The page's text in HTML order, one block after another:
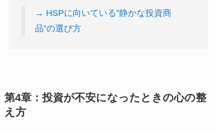
→ HSPに向いている”静かな投資商
品”の選び方
第4章：投資が不安になったときの心の整
え方